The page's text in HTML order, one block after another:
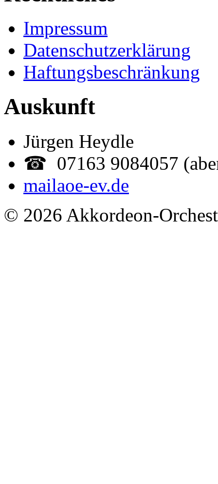
Impressum
Datenschutzerklärung
Haftungsbeschränkung
Auskunft
Jürgen Heydle
☎ 07163 9084057
mailaoe-ev.de
© 2026 Akkordeon-